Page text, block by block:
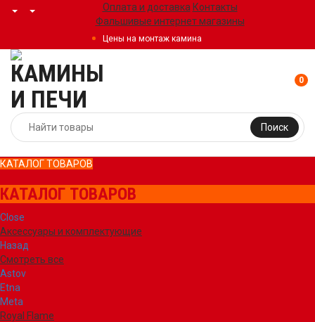
Оплата и доставка Контакты
Фальшивые интернет магазины
Цены на монтаж камина
Поиск
0
КАТАЛОГ ТОВАРОВ
КАТАЛОГ ТОВАРОВ
Close
Аксессуары и комплектующие
Назад
Смотреть все
Astov
Etna
Meta
Royal Flame